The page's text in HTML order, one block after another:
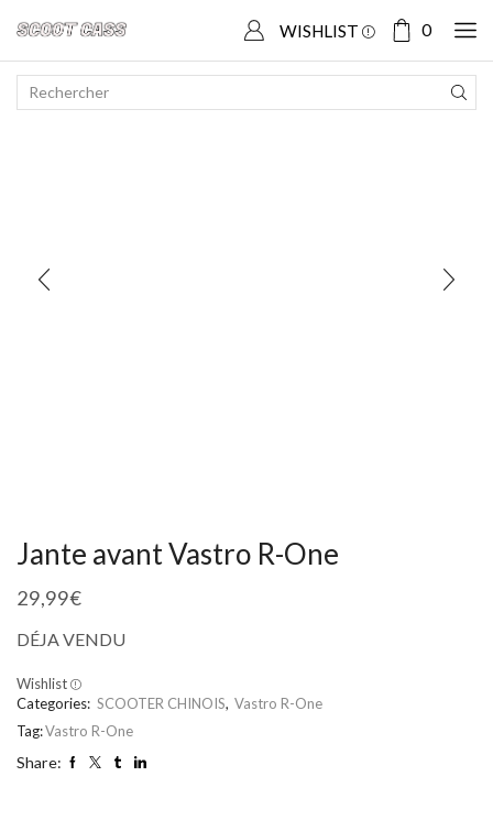
WISHLIST 0
Accueil Boutique SCOOTER CHINOIS Vastro R-One
Jante avant Vastro R-One
29,99€
DÉJA VENDU
Wishlist
Categories: SCOOTER CHINOIS, Vastro R-One
Tag:Vastro R-One
Share: